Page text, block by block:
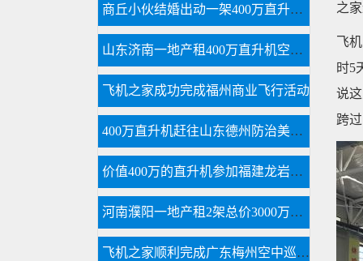
之
飞
时5
说
跨
商丘小伙结婚出动一架400万直升机助阵
山东济南一地产租400万直升机空中看泉城
飞机之家成功完成福州商业飞行活动
400万直升机赶往山东德州防治美国白蛾
价值400万的直升机参加福建龙岩楼盘空中看房活动
河南濮阳一地产租2架总价3000万直升机空中看房
飞机之家顺利完成广东梅州空中巡查飞行务